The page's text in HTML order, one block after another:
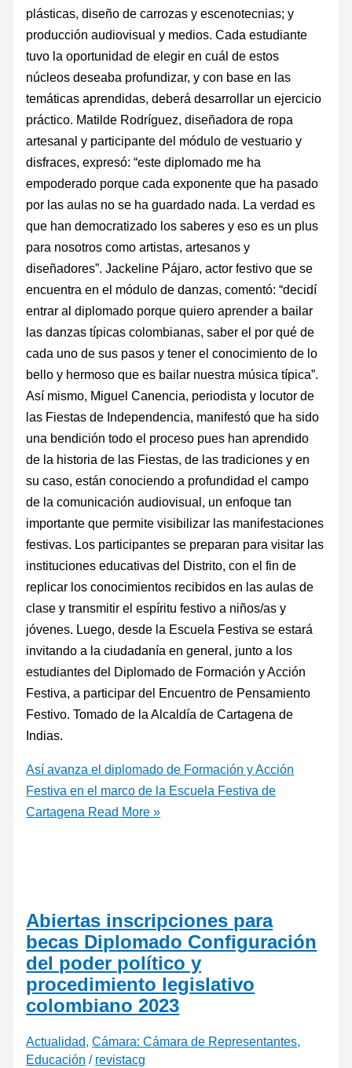
plásticas, diseño de carrozas y escenotecnias; y
producción audiovisual y medios. Cada estudiante
tuvo la oportunidad de elegir en cuál de estos
núcleos deseaba profundizar, y con base en las
temáticas aprendidas, deberá desarrollar un ejercicio
práctico. Matilde Rodríguez, diseñadora de ropa
artesanal y participante del módulo de vestuario y
disfraces, expresó: “este diplomado me ha
empoderado porque cada exponente que ha pasado
por las aulas no se ha guardado nada. La verdad es
que han democratizado los saberes y eso es un plus
para nosotros como artistas, artesanos y
diseñadores”. Jackeline Pájaro, actor festivo que se
encuentra en el módulo de danzas, comentó: “decidí
entrar al diplomado porque quiero aprender a bailar
las danzas típicas colombianas, saber el por qué de
cada uno de sus pasos y tener el conocimiento de lo
bello y hermoso que es bailar nuestra música típica”.
Así mismo, Miguel Canencia, periodista y locutor de
las Fiestas de Independencia, manifestó que ha sido
una bendición todo el proceso pues han aprendido
de la historia de las Fiestas, de las tradiciones y en
su caso, están conociendo a profundidad el campo
de la comunicación audiovisual, un enfoque tan
importante que permite visibilizar las manifestaciones
festivas. Los participantes se preparan para visitar las
instituciones educativas del Distrito, con el fin de
replicar los conocimientos recibidos en las aulas de
clase y transmitir el espíritu festivo a niños/as y
jóvenes. Luego, desde la Escuela Festiva se estará
invitando a la ciudadanía en general, junto a los
estudiantes del Diplomado de Formación y Acción
Festiva, a participar del Encuentro de Pensamiento
Festivo. Tomado de la Alcaldía de Cartagena de
Indias.
Así avanza el diplomado de Formación y Acción
Festiva en el marco de la Escuela Festiva de
Cartagena Read More »
Abiertas inscripciones para
becas Diplomado Configuración
del poder político y
procedimiento legislativo
colombiano 2023
Actualidad,Cámara: Cámara de Representantes,
Educación / revistacg